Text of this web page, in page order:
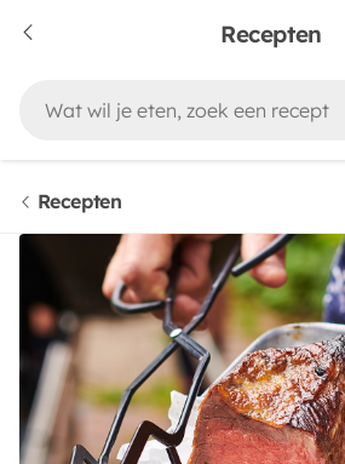
Recepten
Recepten